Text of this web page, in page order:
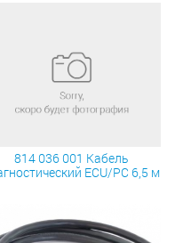
814 036 001 Кабель
ECU/PC 6,5 м